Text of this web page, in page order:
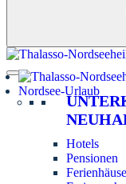
Nordsee-Urlaub
Hotels
Pensionen